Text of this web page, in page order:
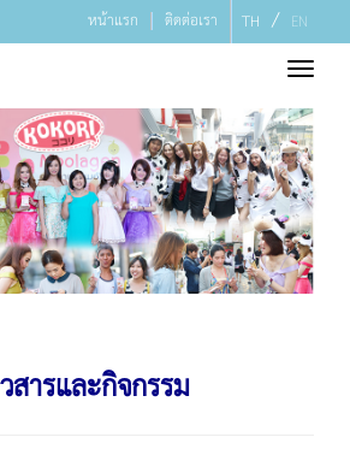
TH / EN
ติดต่อเรา
หน้าแรก
สารและกิจกรรม